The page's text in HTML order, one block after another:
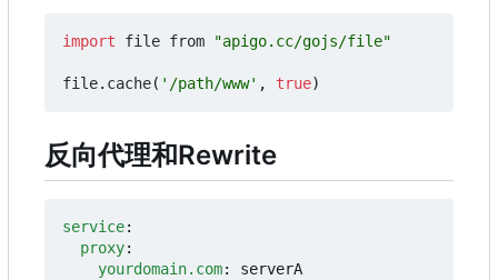
import file from "apigo.cc/gojs/file"
file. cache( '/path/www' , true)
反向代理和Rewrite
service:
proxy:
yourdomain.com:
serverA